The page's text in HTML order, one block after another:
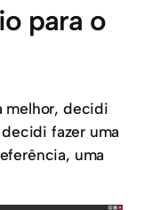
para o
melhor, decidi
fazer uma
uma